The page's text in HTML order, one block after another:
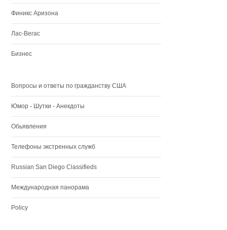
Финикс Аризона
Лас-Вегас
Бизнес
Вопросы и ответы по гражданству США
Юмор - Шутки - Анекдоты
Обьявления
Телефоны экстренных служб
Russian San Diego Classifieds
Международная панорама
Policy